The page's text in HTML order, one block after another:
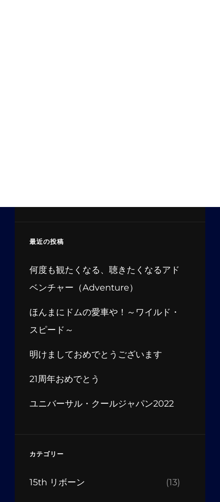
最近の投稿
何度も観たくなる、聴きたくなるアド
ベンチャー（Adventure）
ほんまにドムの愛車や！～ワイルド・
スピード～
明けましておめでとうございます
21周年おめでとう
ユニバーサル・クールジャパン2022
カテゴリー
15th リボーン (13)